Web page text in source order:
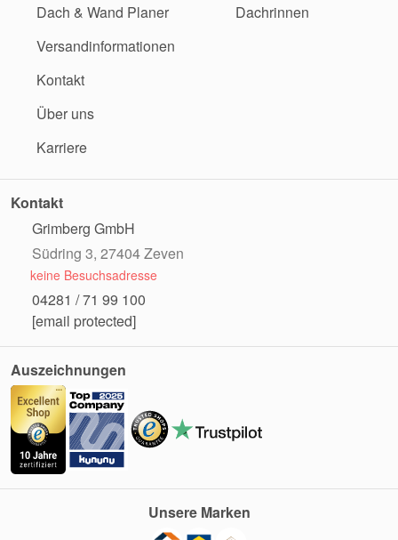
Dach & Wand Planer
Versandinformationen
Kontakt
Über uns
Karriere
Dachrinnen
Kontakt
Grimberg GmbH
Südring 3, 27404 Zeven
keine Besuchsadresse
04281 / 71 99 100
[email protected]
Auszeichnungen
Unsere Marken